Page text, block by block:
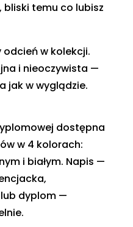
temu co lubisz
w kolekcji.
i nieoczywista —
jak w wyglądzie.
dostępna
w 4 kolorach:
i białym. Napis —
dyplom —